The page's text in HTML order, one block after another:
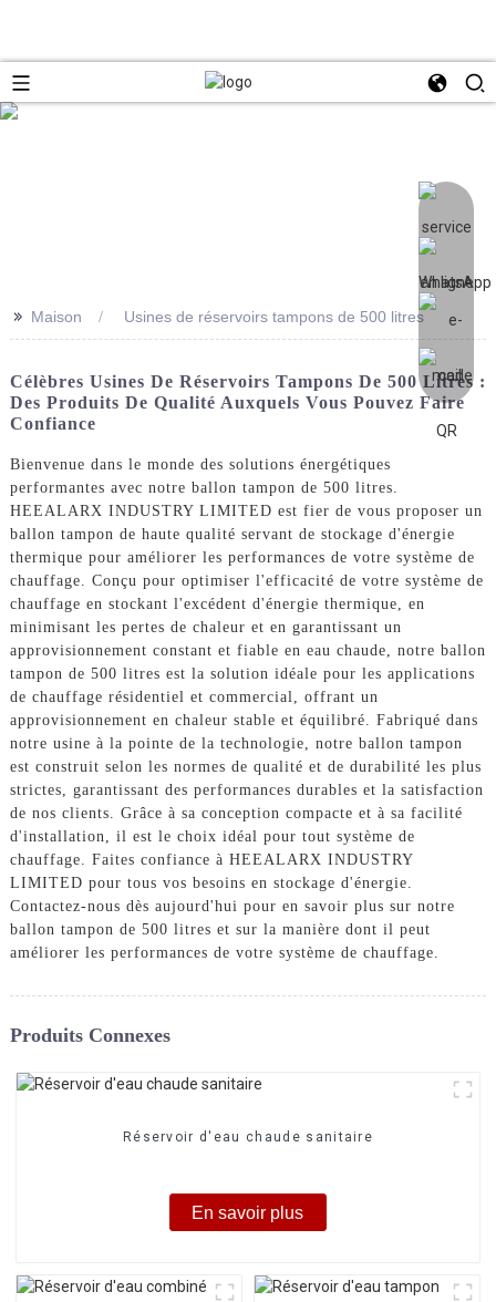
>> Maison Usines de réservoirs tampons de 500 litres
Célèbres Usines De Réservoirs Tampons De 500 Litres :
Des Produits De Qualité Auxquels Vous Pouvez Faire
Confiance
Bienvenue dans le monde des solutions énergétiques
performantes avec notre ballon tampon de 500 litres.
HEEALARX INDUSTRY LIMITED est fier de vous proposer un
ballon tampon de haute qualité servant de stockage d'énergie
thermique pour améliorer les performances de votre système de
chauffage. Conçu pour optimiser l'efficacité de votre système de
chauffage en stockant l'excédent d'énergie thermique, en
minimisant les pertes de chaleur et en garantissant un
approvisionnement constant et fiable en eau chaude, notre ballon
tampon de 500 litres est la solution idéale pour les applications
de chauffage résidentiel et commercial, offrant un
approvisionnement en chaleur stable et équilibré. Fabriqué dans
notre usine à la pointe de la technologie, notre ballon tampon
est construit selon les normes de qualité et de durabilité les plus
strictes, garantissant des performances durables et la satisfaction
de nos clients. Grâce à sa conception compacte et à sa facilité
d'installation, il est le choix idéal pour tout système de
chauffage. Faites confiance à HEEALARX INDUSTRY
LIMITED pour tous vos besoins en stockage d'énergie.
Contactez-nous dès aujourd'hui pour en savoir plus sur notre
ballon tampon de 500 litres et sur la manière dont il peut
améliorer les performances de votre système de chauffage.
Produits Connexes
Réservoir d'eau chaude sanitaire
En savoir plus